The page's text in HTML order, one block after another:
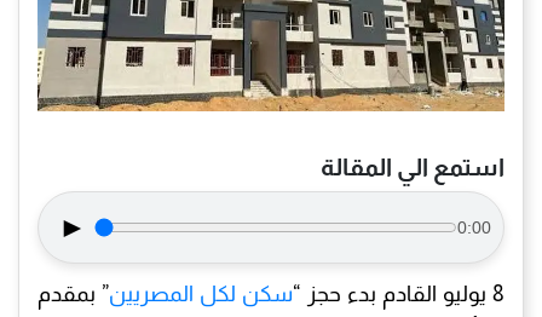
استمع الي المقالة
► 0:00
8 يوليو القادم بدء حجز “ سكن لكل المصريين” بمقدم